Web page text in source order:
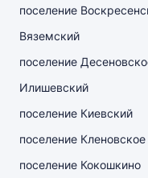
поселение
Вяземский
поселение
Илишевский
поселение Киевский
поселение Кленовское
поселение Кокошкино